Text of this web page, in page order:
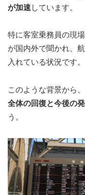
が加速 しています。
特に客室乗務員の現
が国内外で聞かれ、
入れている状況です。
このような背景から、
全体の回復と今後の
う。